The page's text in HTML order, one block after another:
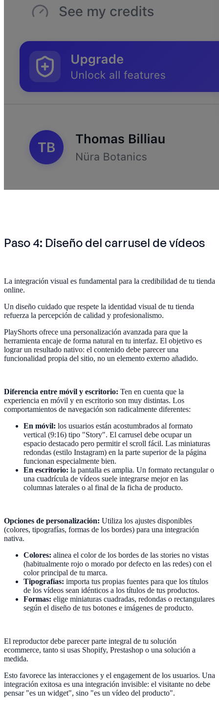
Paso 4: Diseño del carrusel de vídeos
La integración visual es fundamental para la credibilidad de tu tienda
online.
Un diseño cuidado que respete la identidad visual de tu tienda
refuerza la percepción de calidad y profesionalismo.
PlayShorts ofrece una personalización avanzada para que la
herramienta encaje de forma natural en tu interfaz. El objetivo es
lograr un resultado nativo: el contenido debe parecer una
funcionalidad propia del sitio, no un elemento externo añadido.
Diferencia entre móvil y escritorio: Ten en cuenta que la
experiencia en móvil y en escritorio son muy distintas. Los
comportamientos de navegación son radicalmente diferentes:
En móvil: los usuarios están acostumbrados al formato
vertical (9:16) tipo "Story". El carrusel debe ocupar un
espacio destacado pero permitir el scroll fácil. Las miniaturas
redondas (estilo Instagram) en la parte superior de la página
funcionan especialmente bien.
En escritorio: la pantalla es amplia. Un formato rectangular o
una cuadrícula de vídeos suele integrarse mejor en las
columnas laterales o al final de la ficha de producto.
Opciones de personalización: Utiliza los ajustes disponibles
(colores, tipografías, formas de los bordes) para una integración
nativa.
Colores: alinea el color de los bordes de las stories no vistas
(habitualmente rojo o morado por defecto en las redes) con el
color principal de tu marca.
Tipografías: importa tus propias fuentes para que los títulos
de los vídeos sean idénticos a los títulos de tus productos.
Formas: elige miniaturas cuadradas, redondas o rectangulares
según el diseño de tus botones e imágenes de producto.
El reproductor debe parecer parte integral de tu solución
ecommerce, tanto si usas Shopify, Prestashop o una solución a
medida.
Esto favorece las interacciones y el engagement de los usuarios. Una
integración exitosa es una integración invisible: el visitante no debe
pensar "es un widget", sino "es un vídeo del producto".